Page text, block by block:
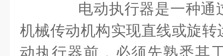
电动执行器是一种通
机械传动机构实现直线或旋
动执行器前，必须先熟悉其